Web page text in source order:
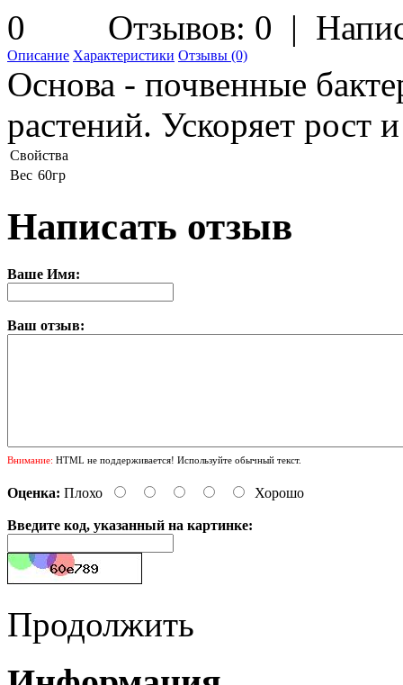
Отзывов: 0 |
Описание Характеристики Отзывы (0)
Основа - почвенные
растений. Ускоряет рост
Свойства
Вес 60гр
Написать отзыв
Ваше Имя:
Ваш отзыв:
Внимание: HTML не поддерживается! Используйте обычный текст.
Оценка: Плохо Хорошо
Введите код, указанный на картинке:
Продолжить